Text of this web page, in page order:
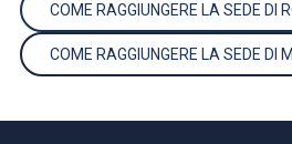
COME RAGGIUNGERE LA SEDE DI
COME RAGGIUNGERE LA SEDE DI